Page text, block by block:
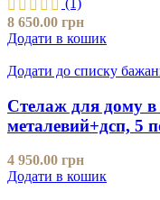
8 650.00 грн
Додати в кошик
Додати до списку
Стелаж для дому в
металевий+дсп, 5
4 950.00 грн
Додати в кошик